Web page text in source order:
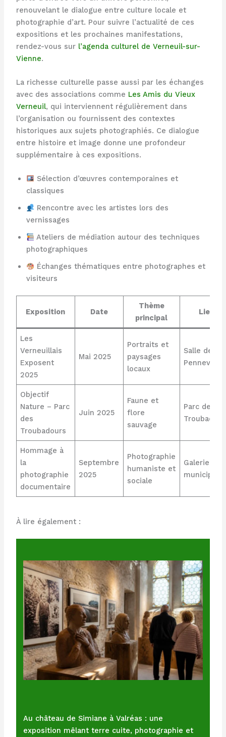
renouvelant le dialogue entre culture locale et
photographie d’art. Pour suivre l’actualité de ces
expositions et les prochaines manifestations,
rendez-vous sur l’agenda culturel de Verneuil-sur-
Vienne.
La richesse culturelle passe aussi par les échanges
avec des associations comme Les Amis du Vieux
Verneuil, qui interviennent régulièrement dans
l’organisation ou fournissent des contextes
historiques aux sujets photographiés. Ce dialogue
entre histoire et image donne une profondeur
supplémentaire à ces expositions.
Sélection d’œuvres contemporaines et
classiques
Rencontre avec les artistes lors des
vernissages
Ateliers de médiation autour des techniques
photographiques
Échanges thématiques entre photographes et
visiteurs
Exposition Date
Thème
principal
Lieu
Les
Verneuillais
Exposent
2025
Mai 2025
Portraits et
paysages
locaux
Salle de
Pennevayre
Objectif
Nature – Parc
des
Troubadours
Juin 2025
Faune et
flore
sauvage
Parc des
Hommage à
la
photographie
documentaire
Septembre
2025
Photographie
humaniste et
sociale
Galerie
municipale
À lire également :
Au château de Simiane à Valréas : une
exposition mêlant terre cuite, photographie et